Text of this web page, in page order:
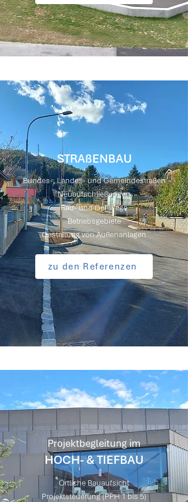
STRAßENBAU
Bundes-, Landes- und Gemeindestraßen
Neuaufschließungen
Rad- und Gehwege
Betriebsgebiete
Gestaltung von Außenanlagen
zu den Referenzen
Projektbegleitung im
HOCH- & TIEFBAU
Örtliche Bauaufsicht
Projektsteuerung (PPH 1 bis 5)